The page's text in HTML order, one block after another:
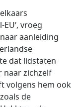
vroeg
aanleiding
dat lidstaten
naar zichzelf
volgens hem ook
de